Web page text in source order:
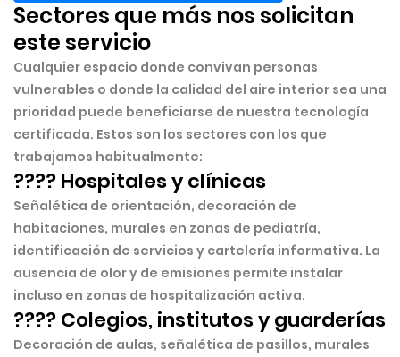
Sectores que más nos solicitan
este servicio
Cualquier espacio donde convivan personas
vulnerables o donde la calidad del aire interior sea una
prioridad puede beneficiarse de nuestra tecnología
certificada. Estos son los sectores con los que
trabajamos habitualmente:
???? Hospitales y clínicas
Señalética de orientación, decoración de
habitaciones, murales en zonas de pediatría,
identificación de servicios y cartelería informativa. La
ausencia de olor y de emisiones permite instalar
incluso en zonas de hospitalización activa.
???? Colegios, institutos y guarderías
Decoración de aulas, señalética de pasillos, murales